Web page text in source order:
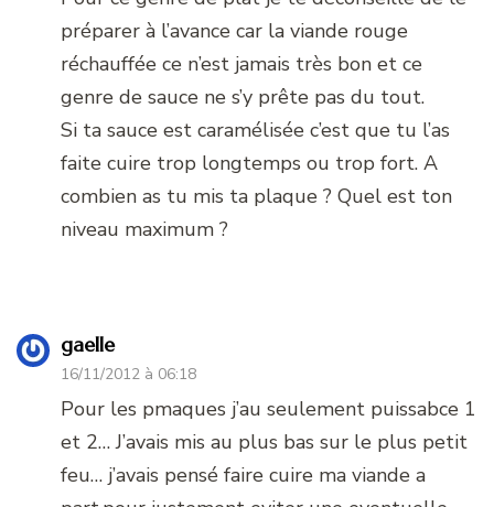
préparer à l’avance car la viande rouge
réchauffée ce n’est jamais très bon et ce
genre de sauce ne s’y prête pas du tout.
Si ta sauce est caramélisée c’est que tu l’as
faite cuire trop longtemps ou trop fort. A
combien as tu mis ta plaque ? Quel est ton
niveau maximum ?
gaelle
16/11/2012 à 06:18
Pour les pmaques j’au seulement puissabce 1
et 2… J’avais mis au plus bas sur le plus petit
feu… j’avais pensé faire cuire ma viande a